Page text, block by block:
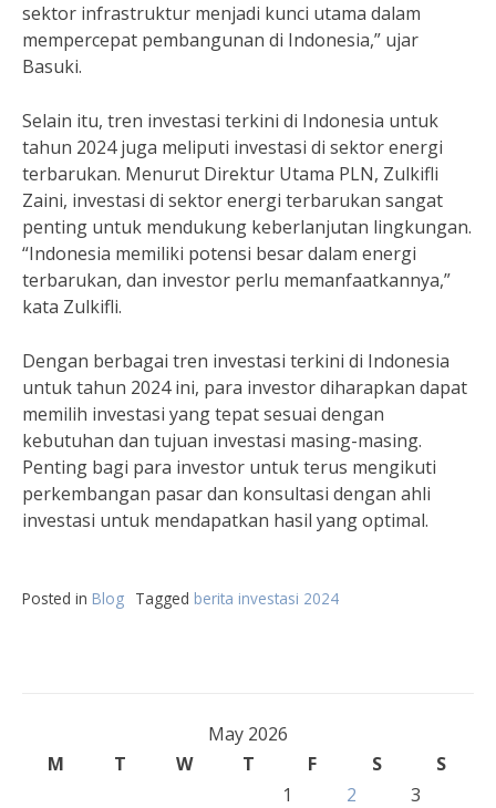
sektor infrastruktur menjadi kunci utama dalam
mempercepat pembangunan di Indonesia,” ujar
Basuki.
Selain itu, tren investasi terkini di Indonesia untuk
tahun 2024 juga meliputi investasi di sektor energi
terbarukan. Menurut Direktur Utama PLN, Zulkifli
Zaini, investasi di sektor energi terbarukan sangat
penting untuk mendukung keberlanjutan lingkungan.
“Indonesia memiliki potensi besar dalam energi
terbarukan, dan investor perlu memanfaatkannya,”
kata Zulkifli.
Dengan berbagai tren investasi terkini di Indonesia
untuk tahun 2024 ini, para investor diharapkan dapat
memilih investasi yang tepat sesuai dengan
kebutuhan dan tujuan investasi masing-masing.
Penting bagi para investor untuk terus mengikuti
perkembangan pasar dan konsultasi dengan ahli
investasi untuk mendapatkan hasil yang optimal.
Posted in Blog Tagged berita investasi 2024
May 2026
M
T W T F S
S
1
2
3